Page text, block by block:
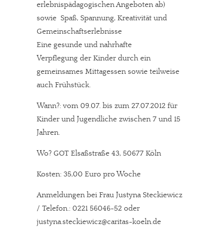
erlebnispädagogischen Angeboten ab)
sowie Spaß, Spannung, Kreativität und
Gemeinschaftserlebnisse
Eine gesunde und nahrhafte
Verpflegung der Kinder durch ein
gemeinsames Mittagessen sowie teilweise
auch Frühstück.
Wann?: vom 09.07. bis zum 27.07.2012 für
Kinder und Jugendliche zwischen 7 und 15
Jahren.
Wo? GOT Elsaßstraße 43, 50677 Köln
Kosten: 35,00 Euro pro Woche
Anmeldungen bei Frau Justyna Steckiewicz
/ Telefon.: 0221 56046-52 oder
justyna.steckiewicz@caritas-koeln.de